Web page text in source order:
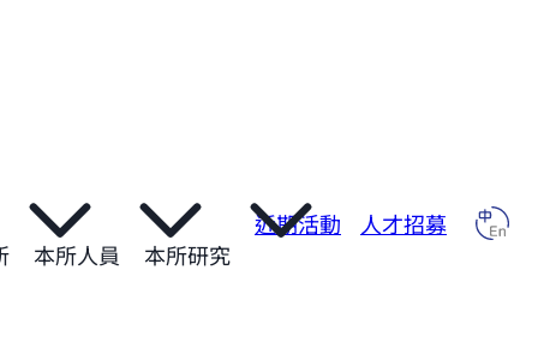
本所人員 本所研究
近期活動 人才招募